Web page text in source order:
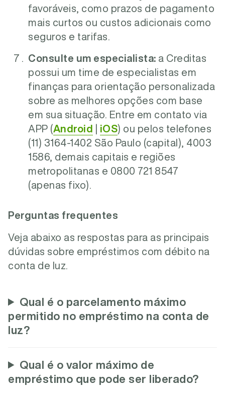
favoráveis, como prazos de pagamento
mais curtos ou custos adicionais como
seguros e tarifas.
Consulte um especialista: a Creditas
possui um time de especialistas em
finanças para orientação personalizada
sobre as melhores opções com base
em sua situação. Entre em contato via
APP (Android iOS) ou pelos telefones
(11) 3164-1402 São Paulo (capital), 4003
1586, demais capitais e regiões
metropolitanas e 0800 721 8547
(apenas fixo).
Perguntas frequentes
Veja abaixo as respostas para as principais
dúvidas sobre empréstimos com débito na
conta de luz.
Qual é o parcelamento máximo
permitido no empréstimo na conta de
luz?
Qual é o valor máximo de
empréstimo que pode ser liberado?